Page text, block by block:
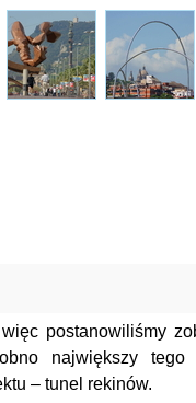
postanowiliśmy
największy
– tunel rekinów.